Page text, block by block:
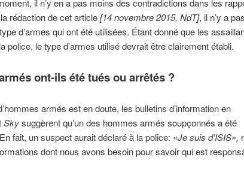
il n’y en a pas moins des contradictions dans les
rédaction de cet article[14 novembre 2015, NdT], il n’y a
d’armes qui ont été utilisées. Étant donné que les
police, le type d’armes utilisé devrait être clairement établi.
ont-ils été tués ou arrêtés ?
armés est en doute, les bulletins d’information en
Skysuggèrent qu’un des hommes armés soupçonnés a été
fait, un suspect aurait déclaré à la police: «Je suis d’ISIS»,
dont nous avons besoin pour savoir qui est